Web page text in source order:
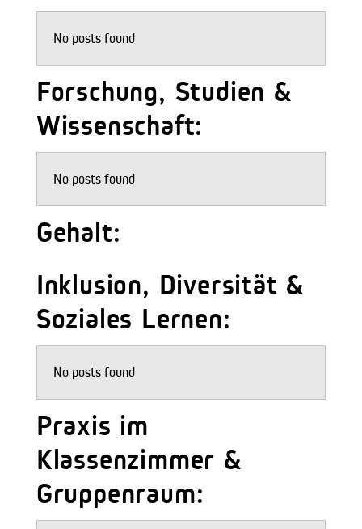
No posts found
Forschung, Studien &
Wissenschaft:
No posts found
Gehalt:
Inklusion, Diversität &
Soziales Lernen:
No posts found
Praxis im
Klassenzimmer &
Gruppenraum: